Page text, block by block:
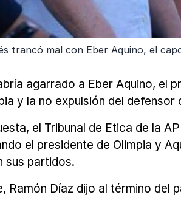
trancó mal con Eber Aquino, el
agarrado a Eber Aquino, el
y la no expulsión del
el Tribunal de Etica de la
el presidente de Olimpia y
sus partidos.
Ramón Díaz dijo al término del